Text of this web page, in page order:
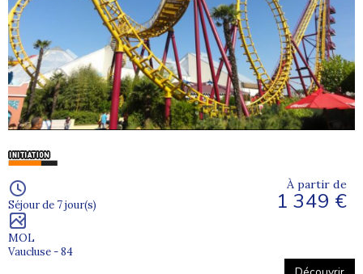
Séjour de 7 jour(s)
MOL
Vaucluse - 84
À partir de
1 349 €